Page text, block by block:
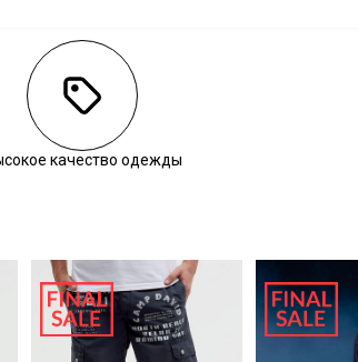
качество одежды